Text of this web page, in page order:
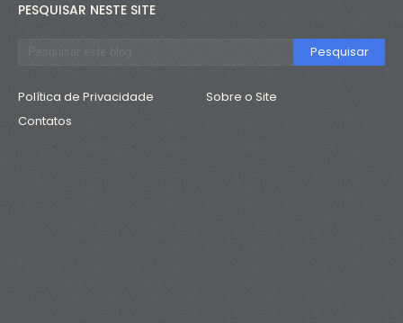
PESQUISAR NESTE SITE
Política de Privacidade
Sobre o Site
Contatos